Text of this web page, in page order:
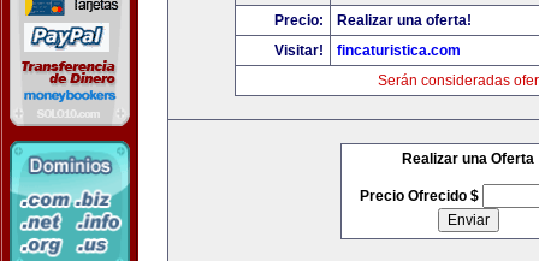
Precio:
Realizar una oferta!
Visitar!
fincaturistica.com
Serán consideradas
Realizar una Oferta
Precio Ofrecido $